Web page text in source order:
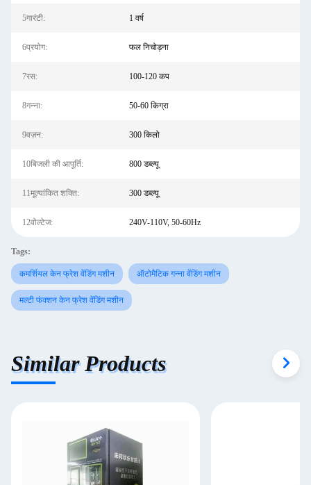
5गारंटी: 1 वर्ष
6प्रयोग: फल निचोड़ना
7रस: 100-120 कप
8गन्ना: 50-60 किग्रा
9वज़न: 300 किलो
10बिजली की आपूर्ति: 800 डब्ल्यू
11मूल्यांकित शक्ति: 300 डब्ल्यू
12वोल्टेज: 240V-110V, 50-60Hz
Tags:
कमर्शियल केन फ्रेश वेंडिंग मशीन ऑटोमैटिक गन्ना वेंडिंग मशीन
मल्टी फंक्शन केन फ्रेश वेंडिंग मशीन
Similar Products